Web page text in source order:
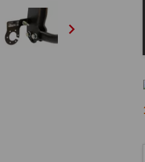
